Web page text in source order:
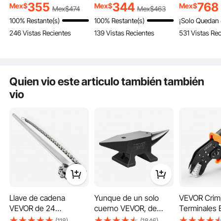
Sonora a Detectar
Vigas de Madera y
Metálicas, Cables
Eléctricos, Naranja, 170
Mex$355 Mex$474
100% Restante(s)
246 Vistas Recientes
definición y alarma de
audio, para el centro y
borde de metal, cables
de CA, vigas y
Mex$344 Mex$463
100% Restante(s)
139 Vistas Recientes
Agujeros
con Broca
Carpintería
Mex$768
¡Solo Quedan
531 Vistas
Quien vio este articulo también también
vio
Llave de cadena
VEVOR de 24
pulgadas, llave para
Yunque de un solo
cuerno VEVOR, de
acero fundido de 22 lb,
VEVOR
Terminales
0,25-4